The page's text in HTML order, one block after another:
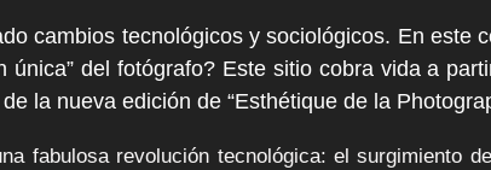
cambios tecnológicos y sociológicos. En este
del fotógrafo? Este sitio cobra vida a
la nueva edición de “Esthétique de la
fabulosa revolución tecnológica: el surgimiento